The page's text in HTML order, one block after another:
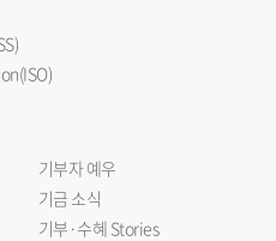
기부자 예우
기금 소식
기부·수혜 Stories